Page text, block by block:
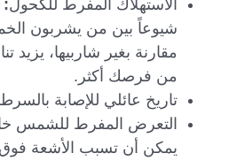
الاستهلاك المفرط للكحول:
شيوعاً بين من يشربون
مقارنة بغير شاربيها، يزيد
من فرصك أكثر.
تاريخ عائلي للإصابة
التعرض المفرط للشمس
يمكن أن تسبب الأشعة فوق